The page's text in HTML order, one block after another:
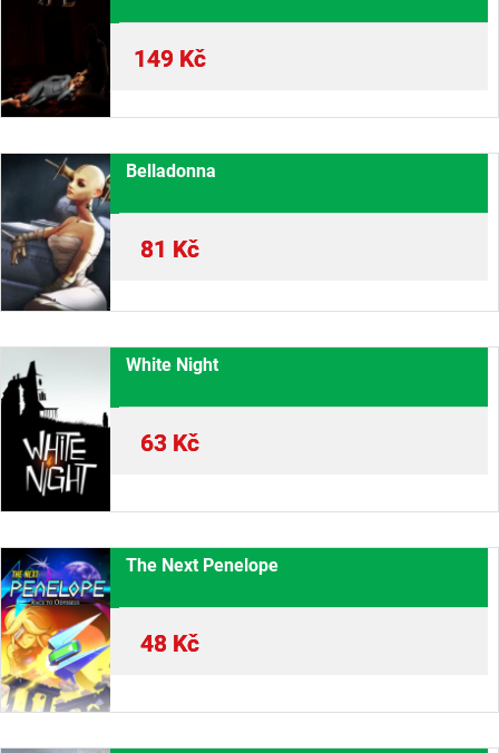
149 Kč
Belladonna
81 Kč
White Night
63 Kč
The Next Penelope
48 Kč